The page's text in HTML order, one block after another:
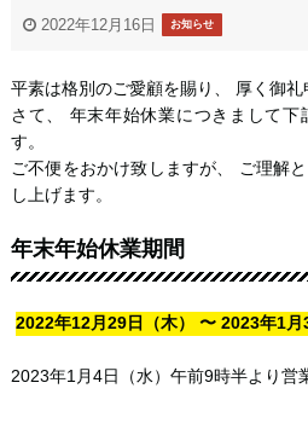
2022年12月16日 お知らせ
平素は格別のご愛顧を賜り、 厚く御礼
さて、 年末年始休業につきまして下
す。
ご不便をおかけ致しますが、 ご理解
し上げます。
年末年始休業期間
2022年12月29日（木） 〜 2023年1月
2023年1月4日（水）午前9時半より営